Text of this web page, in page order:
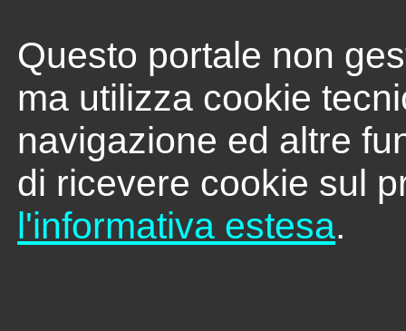
Questo portale non
ma utilizza cookie
navigazione ed altre
di ricevere cookie sul
l'informativa estesa.